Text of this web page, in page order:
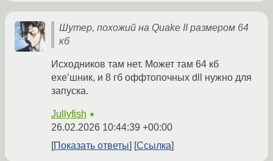
Шутер, похожий на Quake II размером 64
кб
Исходников там нет. Может там 64 кб
exe’шник, и 8 гб оффтопочных dll нужно для
запуска.
Jullyfish ★
26.02.2026 10:44:39 +00:00
Показать ответы
Ссылка